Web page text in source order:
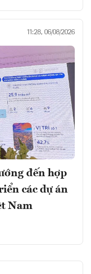
11:28, 06/08/2026
đến hợp
các dự án
Nam